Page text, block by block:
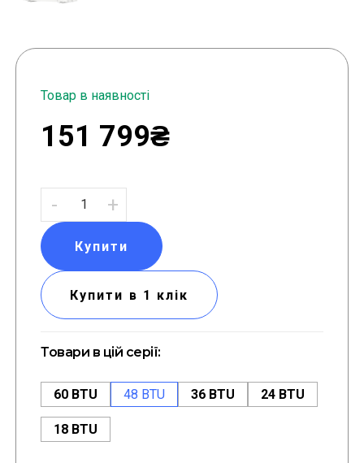
Товар в наявності
151 799₴
- +
Купити
Купити в 1 клік
Товари в цій серії:
60 BTU 48 BTU 36 BTU 24 BTU
18 BTU